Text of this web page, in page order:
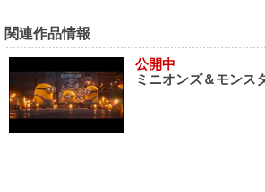
関連作品情報
公開中
ミニオンズ＆モンス